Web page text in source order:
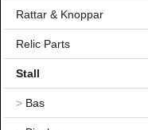
Rattar & Knoppar
Relic Parts
Stall
> Bas